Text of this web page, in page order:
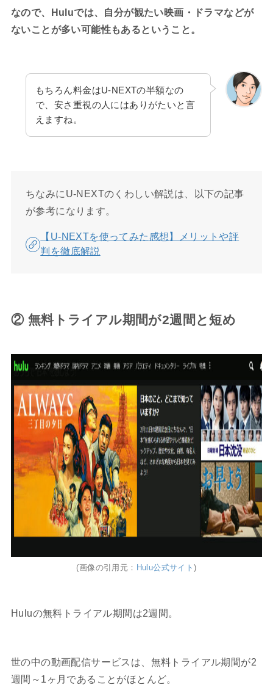
なので、Huluでは、自分が観たい映画・ドラマなどが
ないことが多い可能性もあるということ。
もちろん料金はU-NEXTの半額なの
で、安さ重視の人にはありがたいと言
えますね。
ちなみにU-NEXTのくわしい解説は、以下の記事
が参考になります。
【U-NEXTを使ってみた感想】メリットや評
判を徹底解説
② 無料トライアル期間が2週間と短め
(画像の引用元： Hulu公式サイト)
Huluの無料トライアル期間は2週間。
世の中の動画配信サービスは、無料トライアル期間が2
週間～1ヶ月であることがほとんど。